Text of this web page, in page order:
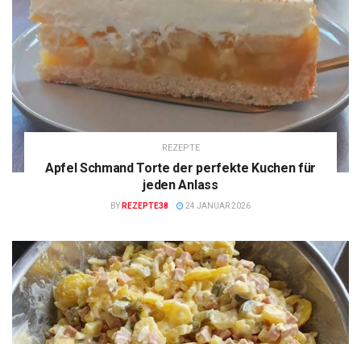
REZEPTE
Apfel Schmand Torte der perfekte Kuchen für
jeden Anlass
BY REZEPTE38 24 JANUAR 2026